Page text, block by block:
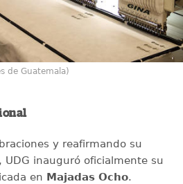
de Guatemala)
y reafirmando su
UDG inauguró oficialmente su
en Majadas Ocho.